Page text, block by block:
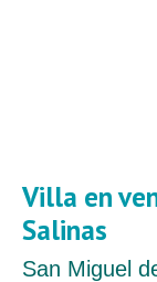
Villa en
Salinas
San Miguel